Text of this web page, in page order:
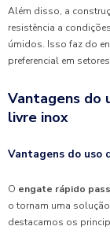
Além disso, a
resistência a
úmidos. Isso faz do
preferencial em
Vantagens do
livre inox
Vantagens do uso
O engate rápido
o tornam uma
destacamos os